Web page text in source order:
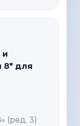
и
8" для
(ред. 3)